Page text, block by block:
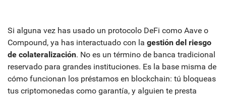
Si alguna vez has usado un protocolo DeFi como Aave o
Compound, ya has interactuado con la gestión del riesgo
de colateralización. No es un término de banca tradicional
reservado para grandes instituciones. Es la base misma de
cómo funcionan los préstamos en blockchain: tú bloqueas
tus criptomonedas como garantía, y alguien te presta